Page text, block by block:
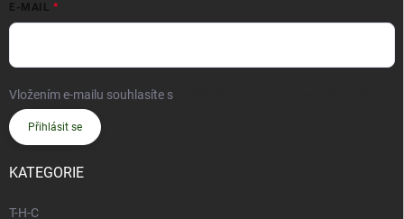
E-MAIL
Vložením e-mailu souhlasíte s
Přihlásit se
KATEGORIE
T-H-C